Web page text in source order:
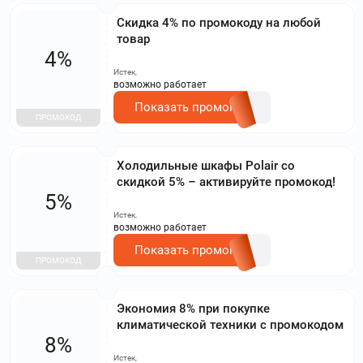
Скидка 4% по промокоду на любой
товар
4%
ПРОМОКОД
Истек,
возможно работает
Показать промокод
Холодильные шкафы Polair со
скидкой 5% – активируйте промокод!
5%
ПРОМОКОД
Истек,
возможно работает
Показать промокод
Экономия 8% при покупке
климатической техники с промокодом
8%
Истек,